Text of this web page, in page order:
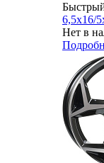
6,5x16/
Нет в